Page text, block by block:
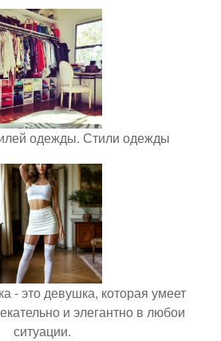
одежды. Стили одежды
- это девушка, которая умеет
и элегантно в любои
ситуации.